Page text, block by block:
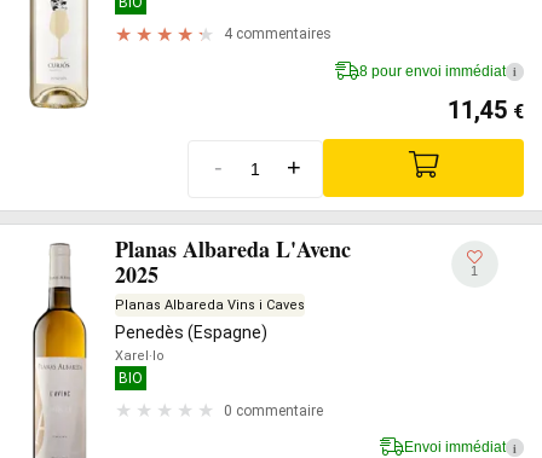
4 commentaires
8 pour envoi immédiat i
11,45 €
- +
Planas Albareda L'Avenc
2025
Planas Albareda Vins i Caves
Penedès (Espagne)
Xarel·lo
BIO
0 commentaire
1
Envoi immédiat i